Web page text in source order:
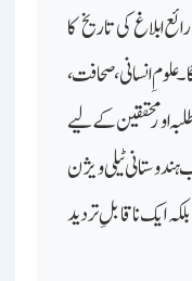
ذرائع ابلاغ کی تاریخ کا
انسانی، صحافت،
اور محققین کے لیے
ٹیلی ویژن
ایک ناقابلِ تردید